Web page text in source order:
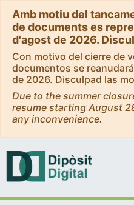
Amb motiu del
de documents es
d'agost de 2026.
Con motivo del cierre de
documentos se
de 2026. Disculpad las
Due to the summer
resume starting August
any inconvenience.